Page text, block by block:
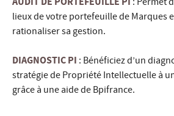
lieux de votre portefeuille de Marques
rationaliser sa gestion.
DIAGNOSTIC PI : Bénéficiez d’un
stratégie de Propriété Intellectuelle à
grâce à une aide de Bpifrance.